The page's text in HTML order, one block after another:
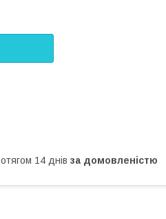
14 днів за домовленістю